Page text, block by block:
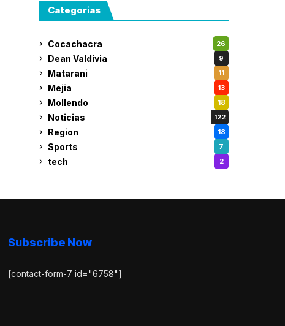
Categorias
Cocachacra 26
Dean Valdivia 9
Matarani 11
Mejia 13
Mollendo 18
Noticias 122
Region 18
Sports 7
tech 2
Subscribe Now
[contact-form-7 id="6758"]